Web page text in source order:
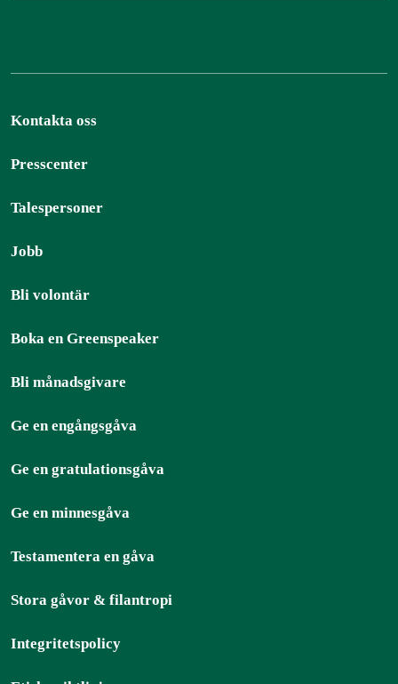
Kontakta oss
Presscenter
Talespersoner
Jobb
Bli volontär
Boka en Greenspeaker
Bli månadsgivare
Ge en engångsgåva
Ge en gratulationsgåva
Ge en minnesgåva
Testamentera en gåva
Stora gåvor & filantropi
Integritetspolicy